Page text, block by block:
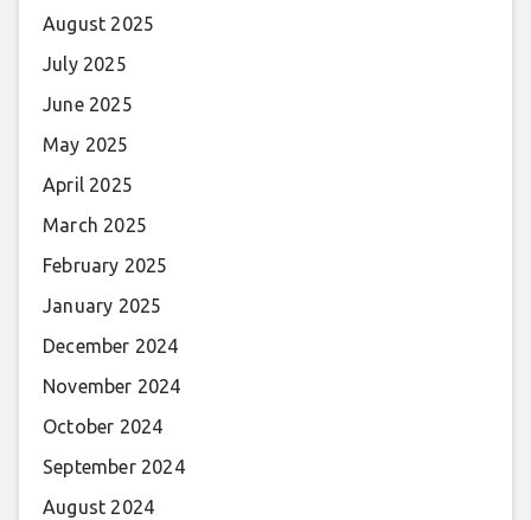
August 2025
July 2025
June 2025
May 2025
April 2025
March 2025
February 2025
January 2025
December 2024
November 2024
October 2024
September 2024
August 2024